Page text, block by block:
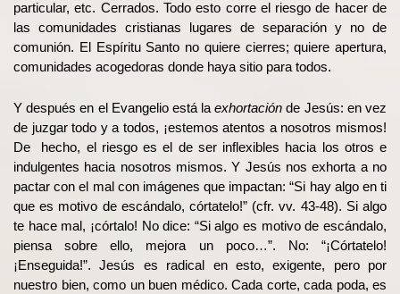
particular, etc. Cerrados. Todo esto corre el riesgo de hacer de
las comunidades cristianas lugares de separación y no de
comunión. El Espíritu Santo no quiere cierres; quiere apertura,
comunidades acogedoras donde haya sitio para todos.
Y después en el Evangelio está laexhortación de Jesús: en vez
de juzgar todo y a todos, ¡estemos atentos a nosotros mismos!
De hecho, el riesgo es el de ser inflexibles hacia los otros e
indulgentes hacia nosotros mismos. Y Jesús nos exhorta a no
pactar con el mal con imágenes que impactan: “Si hay algo en ti
que es motivo de escándalo, córtatelo!” (cfr. vv. 43-48). Si algo
te hace mal, ¡córtalo! No dice: “Si algo es motivo de escándalo,
piensa sobre ello, mejora un poco…”. No: “¡Córtatelo!
¡Enseguida!”. Jesús es radical en esto, exigente, pero por
nuestro bien, como un buen médico. Cada corte, cada poda, es